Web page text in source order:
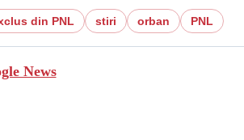
din PNL stiri orban PNL
News